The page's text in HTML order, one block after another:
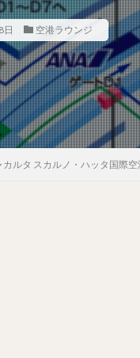
日 空港ラウンジ
カルタ スカルノ・ハッタ国際